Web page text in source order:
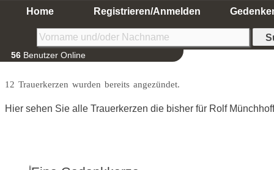
Home Registrieren/Anmelden
56 Benutzer Online
12 Trauerkerzen wurden bereits angezündet.
Hier sehen Sie alle Trauerkerzen die bisher für Rolf